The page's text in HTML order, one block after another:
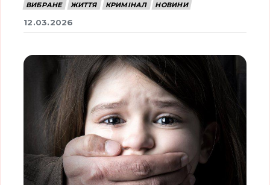
ВИБРАНЕ ЖИТТЯ КРИМІНАЛ НОВИНИ
12.03.2026